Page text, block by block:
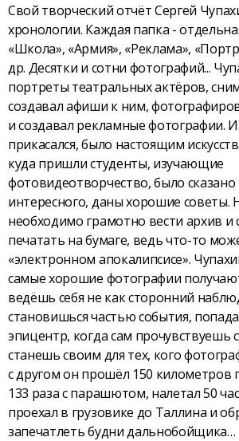
Свой творческий отчёт Сергей
хронологии. Каждая папка -
«Школа», «Армия», «Реклама»,
др. Десятки и сотни фотографий...
портреты театральных актёров,
создавал афиши к ним,
и создавал рекламные фотографии.
прикасался, было настоящим
куда пришли студенты, изучающие
фотовидеотворчество, было
интересного, даны хорошие советы.
необходимо грамотно вести архив и
печатать на бумаге, ведь что-то
«электронном апокалипсисе».
самые хорошие фотографии
ведёшь себя не как сторонний
становишься частью события,
эпицентр, когда сам прочувствуешь
станешь своим для тех, кого
с другом он прошёл 150 километров
133 раза с парашютом, налетал 50
проехал в грузовике до Таллина и
запечатлеть будни дальнобойщика…